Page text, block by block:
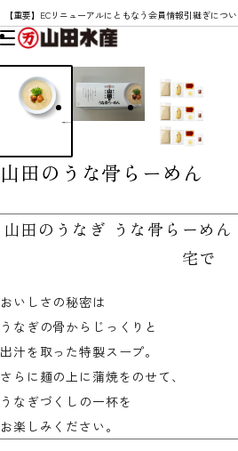
【重要】ECリニューアルにともなう会員情報引継ぎにつ
山田のうな骨らーめん
山田のうなぎ うな骨らーめ
宅で
おいしさの秘密は
うなぎの骨からじっくりと
出汁を取った特製スープ。
さらに麺の上に蒲焼をのせて、
うなぎづくしの一杯を
お楽しみください。